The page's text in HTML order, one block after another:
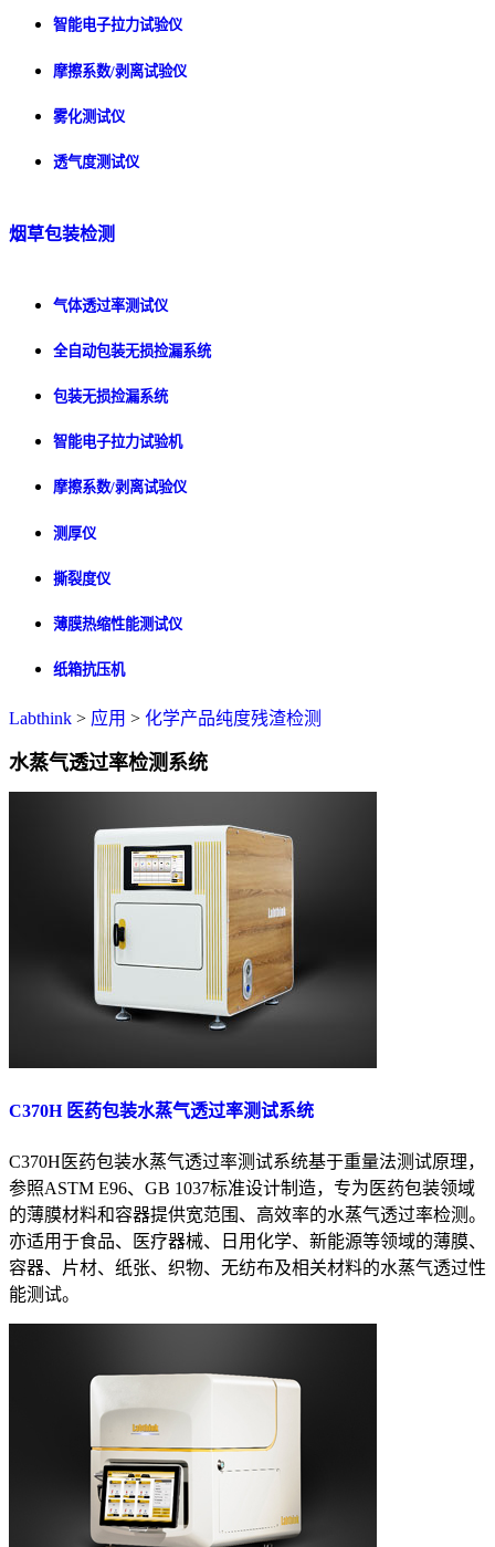
智能电子拉力试验仪
摩擦系数/剥离试验仪
雾化测试仪
透气度测试仪
烟草包装检测
气体透过率测试仪
全自动包装无损捡漏系统
包装无损捡漏系统
智能电子拉力试验机
摩擦系数/剥离试验仪
测厚仪
撕裂度仪
薄膜热缩性能测试仪
纸箱抗压机
Labthink > 应用 > 化学产品纯度残渣检测
水蒸气透过率检测系统
C370H 医药包装水蒸气透过率测试系统
C370H医药包装水蒸气透过率测试系统基于重量法测试原理，
参照ASTM E96、GB 1037标准设计制造，专为医药包装领域
的薄膜材料和容器提供宽范围、高效率的水蒸气透过率检测。
亦适用于食品、医疗器械、日用化学、新能源等领域的薄膜、
容器、片材、纸张、织物、无纺布及相关材料的水蒸气透过性
能测试。